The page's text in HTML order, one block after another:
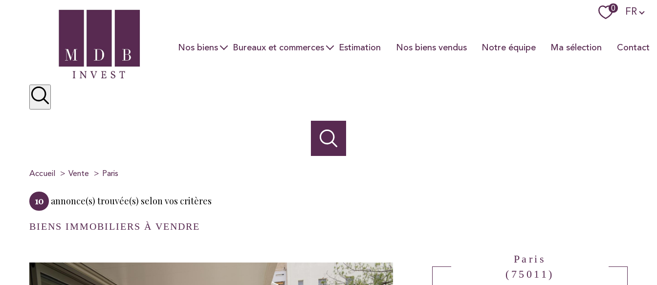
0 Langue
FR
Nos biens Bureaux et commerces Estimation Nos biens vendus Notre équipe Ma sélection Contact
Accueil Vente Paris
10 annonce(s) trouvée(s) selon vos critères
BIENS IMMOBILIERS À VENDRE
Paris
(75011)